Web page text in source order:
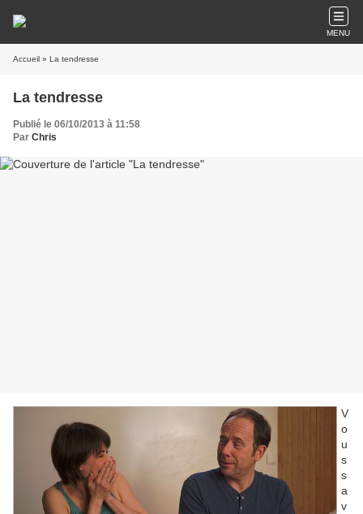
MENU
Accueil » La tendresse
La tendresse
Publié le 06/10/2013 à 11:58
Par Chris
V
o
u
s
s
a
v